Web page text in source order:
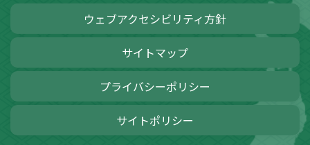
ウェブアクセシビリティ方針
サイトマップ
プライバシーポリシー
サイトポリシー